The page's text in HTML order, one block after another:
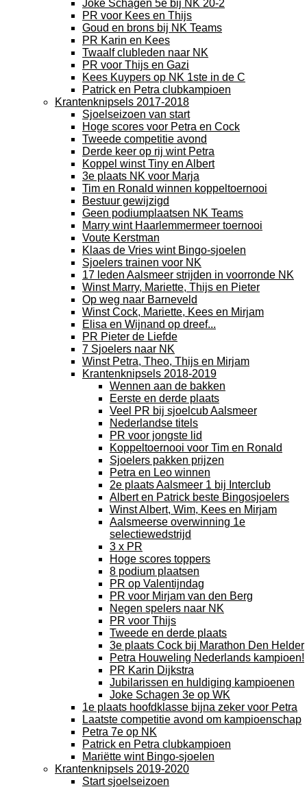
Joke Schagen 5e bij NK 20-2
PR voor Kees en Thijs
Goud en brons bij NK Teams
PR Karin en Kees
Twaalf clubleden naar NK
PR voor Thijs en Gazi
Kees Kuypers op NK 1ste in de C
Patrick en Petra clubkampioen
Krantenknipsels 2017-2018
Sjoelseizoen van start
Hoge scores voor Petra en Cock
Tweede competitie avond
Derde keer op rij wint Petra
Koppel winst Tiny en Albert
3e plaats NK voor Marja
Tim en Ronald winnen koppeltoernooi
Bestuur gewijzigd
Geen podiumplaatsen NK Teams
Marry wint Haarlemmermeer toernooi
Voute Kerstman
Klaas de Vries wint Bingo-sjoelen
Sjoelers trainen voor NK
17 leden Aalsmeer strijden in voorronde NK
Winst Marry, Mariette, Thijs en Pieter
Op weg naar Barneveld
Winst Cock, Mariette, Kees en Mirjam
Elisa en Wijnand op dreef...
PR Pieter de Liefde
7 Sjoelers naar NK
Winst Petra, Theo, Thijs en Mirjam
Krantenknipsels 2018-2019
Wennen aan de bakken
Eerste en derde plaats
Veel PR bij sjoelcub Aalsmeer
Nederlandse titels
PR voor jongste lid
Koppeltoernooi voor Tim en Ronald
Sjoelers pakken prijzen
Petra en Leo winnen
2e plaats Aalsmeer 1 bij Interclub
Albert en Patrick beste Bingosjoelers
Winst Albert, Wim, Kees en Mirjam
Aalsmeerse overwinning 1e
selectiewedstrijd
3 x PR
Hoge scores toppers
8 podium plaatsen
PR op Valentijndag
PR voor Mirjam van den Berg
Negen spelers naar NK
PR voor Thijs
Tweede en derde plaats
3e plaats Cock bij Marathon Den Helder
Petra Houweling Nederlands kampioen!
PR Karin Dijkstra
Jubilarissen en huldiging kampioenen
Joke Schagen 3e op WK
1e plaats hoofdklasse bijna zeker voor Petra
Laatste competitie avond om kampioenschap
Petra 7e op NK
Patrick en Petra clubkampioen
Mariëtte wint Bingo-sjoelen
Krantenknipsels 2019-2020
Start sjoelseizoen